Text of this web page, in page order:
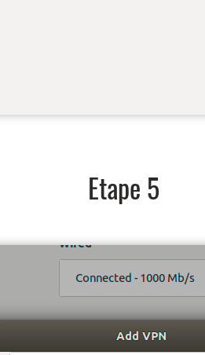
Etape 5